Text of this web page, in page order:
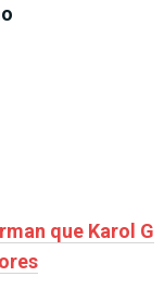
que Karol G